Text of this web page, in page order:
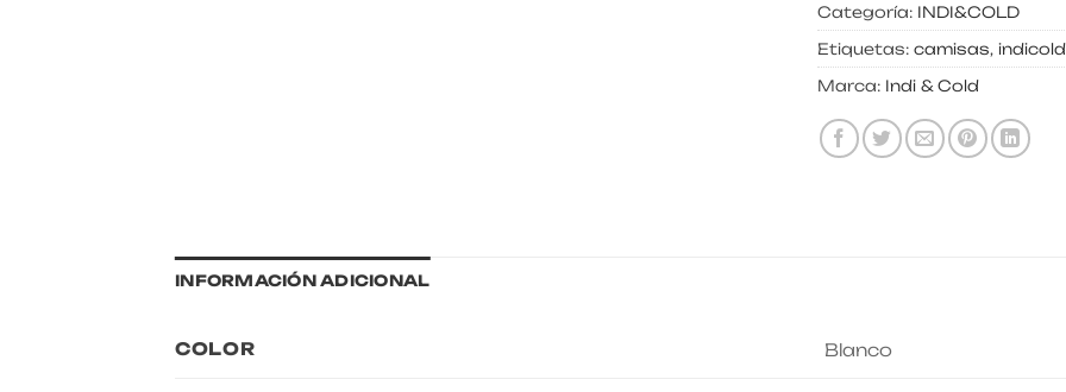
Categoría: INDI&COLD
Etiquetas: camisas, indicold
Marca: Indi & Cold
INFORMACIÓN ADICIONAL
COLOR Blanco